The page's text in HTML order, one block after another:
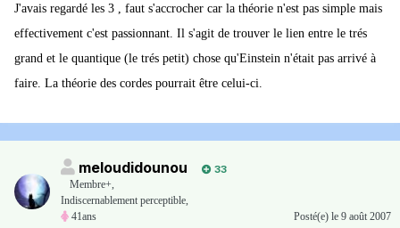
J'avais regardé les 3 , faut s'accrocher car la théorie n'est pas simple mais
effectivement c'est passionnant. Il s'agit de trouver le lien entre le trés
grand et le quantique (le trés petit) chose qu'Einstein n'était pas arrivé à
faire. La théorie des cordes pourrait être celui-ci.
meloudidounou
33
Membre+,
Indiscernablement perceptible,
41ans
Posté(e) le 9 août 2007